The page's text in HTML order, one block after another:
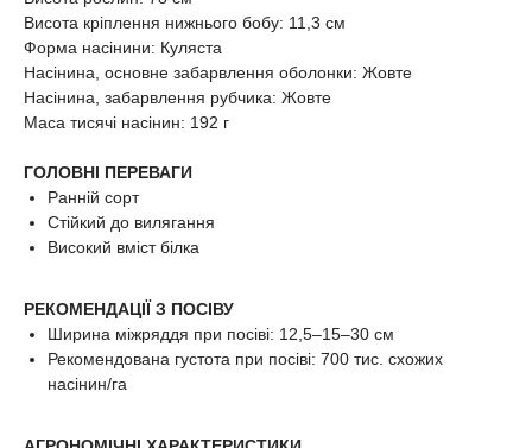
Висота кріплення нижнього бобу: 11,3 см
Форма насінини: Куляста
Насінина, основне забарвлення оболонки: Жовте
Насінина, забарвлення рубчика: Жовте
Маса тисячі насінин: 192 г
ГОЛОВНІ ПЕРЕВАГИ
Ранній сорт
Стійкий до вилягання
Високий вміст білка
РЕКОМЕНДАЦІЇ З ПОСІВУ
Ширина міжряддя при посіві: 12,5–15–30 см
Рекомендована густота при посіві: 700 тис. схожих
насінин/га